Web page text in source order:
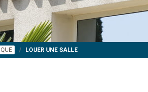
LOUER UNE SALLE